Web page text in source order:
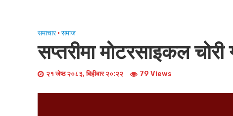
समाचार • समाज
सप्तरीमा मोटरसाइकल
२१ जेष्ठ २०८३, बिहीबार २०:२२ 79 Views